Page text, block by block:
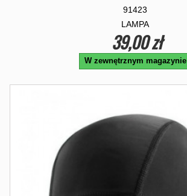
91423
LAMPA
39,00 zł
W zewnętrznym magazynie